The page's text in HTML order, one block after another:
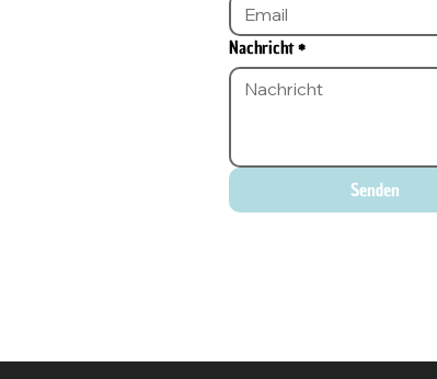
Nachricht*
Senden